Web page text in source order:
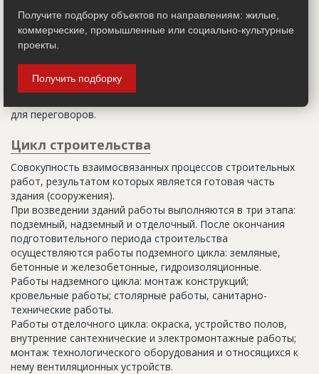
Настоящим строительным адресом можно считать адрес,
указанный в правоустанавливающих документах. Иногда
строительные организации делают свои добавления
должен присутствовать официальный строительный адрес,
а все остальное - это уточнения типа "шестикомнатная
для переговоров.
Цикл строительства
Совокупность взаимосвязанных процессов строительных
работ, результатом которых является готовая часть
здания (сооружения).
При возведении зданий работы выполняются в три этапа:
подземный, надземный и отделочный. После окончания
подготовительного периода строительства
осуществляются работы подземного цикла: земляные,
бетонные и железобетонные, гидроизоляционные.
Работы надземного цикла: монтаж конструкций;
кровельные работы; столярные работы, санитарно-
технические работы.
Работы отделочного цикла: окраска, устройство полов,
внутренние сантехнические и электромонтажные работы;
монтаж технологического оборудования и относящихся к
нему вентиляционных устройств.
Получите подборку объектов по направлениям: жилые,
коммерческие, промышленные или социально-культурные
проекты.
Получить подборку